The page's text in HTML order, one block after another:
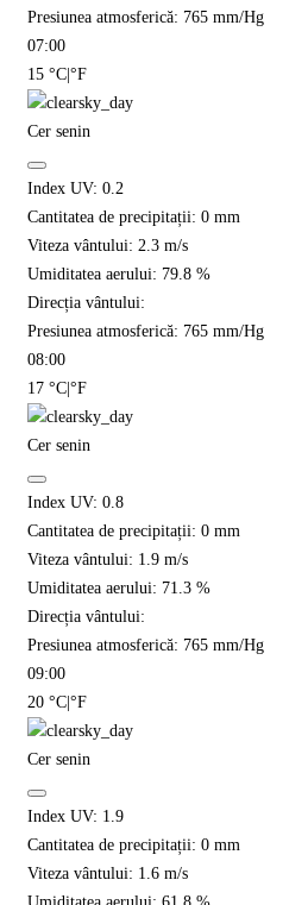
Presiunea atmosferică: 765 mm/Hg
07:00
15 °C °F
Cer senin
Index UV: 0.2
Cantitatea de precipitații: 0 mm
Viteza vântului: 2.3 m/s
Umiditatea aerului: 79.8 %
Direcția vântului:
Presiunea atmosferică: 765 mm/Hg
08:00
17 °C °F
Cer senin
Index UV: 0.8
Cantitatea de precipitații: 0 mm
Viteza vântului: 1.9 m/s
Umiditatea aerului: 71.3 %
Direcția vântului:
Presiunea atmosferică: 765 mm/Hg
09:00
20 °C °F
Cer senin
Index UV: 1.9
Cantitatea de precipitații: 0 mm
Viteza vântului: 1.6 m/s